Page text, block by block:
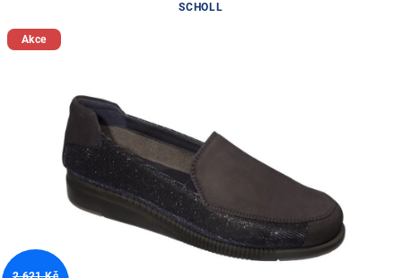
SCHOLL
Akce